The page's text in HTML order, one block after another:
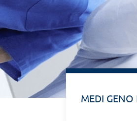
MEDI